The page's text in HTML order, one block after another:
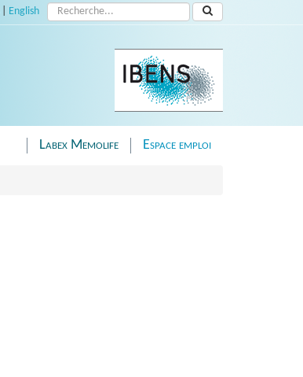
Rechercher :
English
Labex Memolife Espace emploi